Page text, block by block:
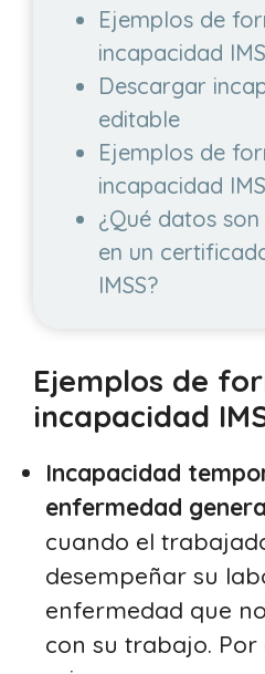
Ejemplos de
incapacidad
Descargar
editable
Ejemplos de
incapacidad
¿Qué datos
en un
IMSS?
Ejemplos de
incapacidad
Incapacidad
enfermedad
cuando el
desempeñar su
enfermedad que
con su trabajo.